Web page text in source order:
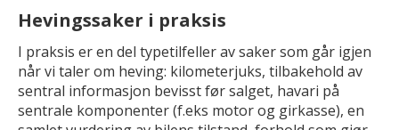
Hevingssaker i praksis
I praksis er en del typetilfeller av saker som går igjen
når vi taler om heving: kilometerjuks, tilbakehold av
sentral informasjon bevisst før salget, havari på
sentrale komponenter (f.eks motor og girkasse), en